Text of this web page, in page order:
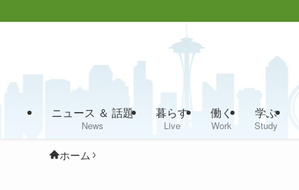
ニュース ＆ 話題
News
暮らす
Live
働く
Work
学ぶ
Study
ホーム